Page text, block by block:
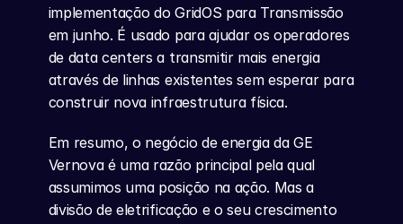
implementação do GridOS para Transmissão
em junho. É usado para ajudar os operadores
de data centers a transmitir mais energia
através de linhas existentes sem esperar para
construir nova infraestrutura física.
Em resumo, o negócio de energia da GE
Vernova é uma razão principal pela qual
assumimos uma posição na ação. Mas a
divisão de eletrificação e o seu crescimento